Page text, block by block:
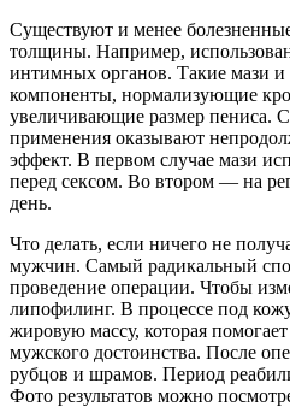
Существуют и менее
толщины. Например,
интимных органов. Такие мази и
компоненты, нормализующие
увеличивающие размер пениса.
применения оказывают
эффект. В первом случае мази
перед сексом. Во втором — на
день.
Что делать, если ничего не
мужчин. Самый радикальный
проведение операции. Чтобы
липофилинг. В процессе под
жировую массу, которая
мужского достоинства. После
рубцов и шрамов. Период
Фото результатов можно